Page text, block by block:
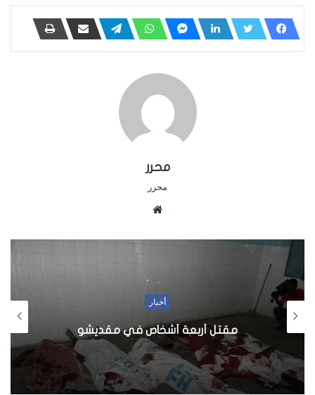
محرر
محرر
ل
و
ي
ب
أخبار
مقتل أربعة أشخاص في مقديشو